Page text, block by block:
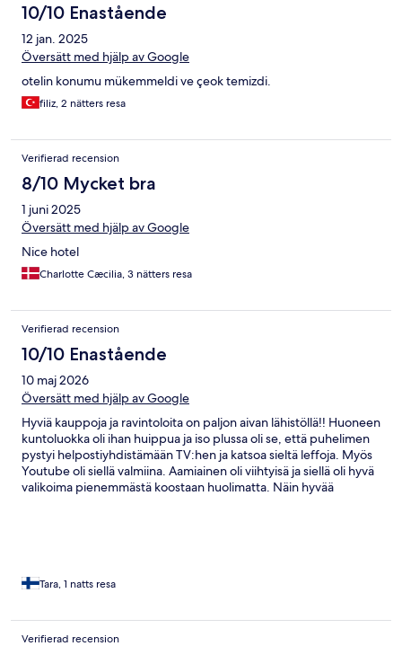
10/10 Enastående
12 jan. 2025
Översätt med hjälp av Google
otelin konumu mükemmeldi ve çeok temizdi.
filiz, 2 nätters resa
Verifierad recension
8/10 Mycket bra
1 juni 2025
Översätt med hjälp av Google
Nice hotel
Charlotte Cæcilia, 3 nätters resa
Verifierad recension
10/10 Enastående
10 maj 2026
Översätt med hjälp av Google
Hyviä kauppoja ja ravintoloita on paljon aivan lähistöllä!! Huoneen
kuntoluokka oli ihan huippua ja iso plussa oli se, että puhelimen
pystyi helpostiyhdistämään TV:hen ja katsoa sieltä leffoja. Myös
Youtube oli siellä valmiina. Aamiainen oli viihtyisä ja siellä oli hyvä
valikoima pienemmästä koostaan huolimatta. Näin hyvää
Tara, 1 natts resa
Verifierad recension